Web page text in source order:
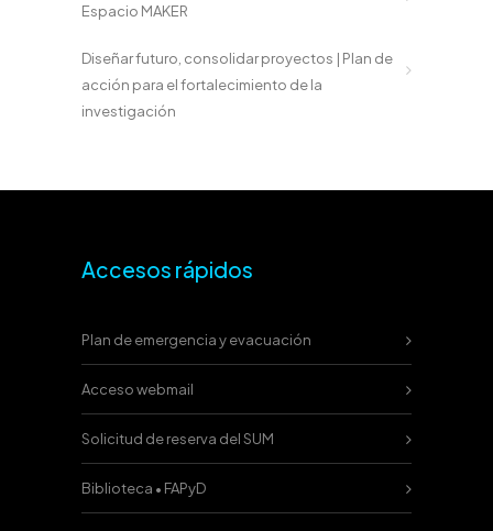
Espacio MAKER
Diseñar futuro, consolidar proyectos | Plan de
acción para el fortalecimiento de la
investigación
Accesos rápidos
Plan de emergencia y evacuación
Acceso webmail
Solicitud de reserva del SUM
Biblioteca • FAPyD